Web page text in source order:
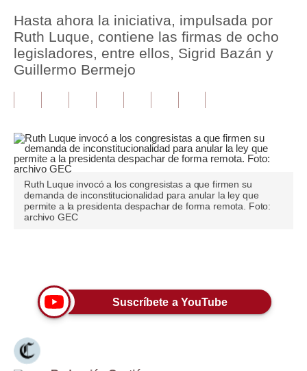
Política
Tu Dinero
Finanzas Personales
Opinión
Editorial
Pregunta de hoy
Lujo
Viajes
Moda
Hasta ahora la iniciativa, impulsada por
Ruth Luque, contiene las firmas de ocho
legisladores, entre ellos, Sigrid Bazán y
Guillermo Bermejo
Ruth Luque invocó a los congresistas a que firmen su
demanda de inconstitucionalidad para anular la ley que
permite a la presidenta despachar de forma remota. Foto:
archivo GEC
Suscríbete a YouTube